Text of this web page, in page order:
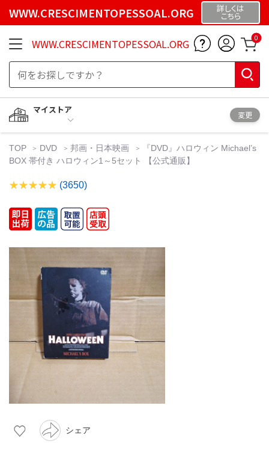
WWW.CRESCIMENTOPESSOAL.ORG 詳しくは
こちら
WWW.CRESCIMENTOPESSOAL.ORG 0
マイストア
変更
TOP DVD 邦画・日本映画
『DVD』ハロウィン Michael’s
BOX 帯付き ハロウィン1～5セット 【公式通販】
(3650)
シェア